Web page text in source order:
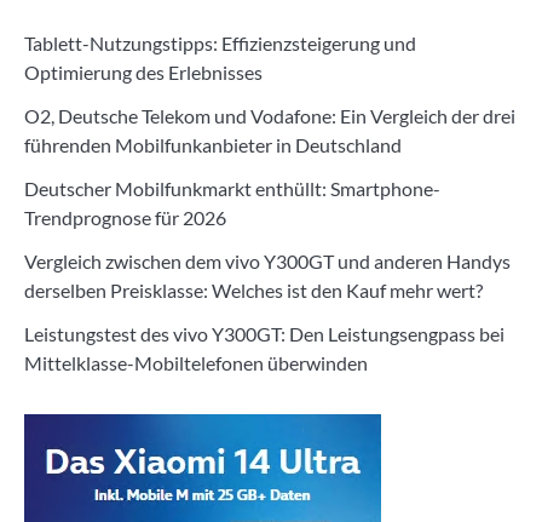
Tablett-Nutzungstipps: Effizienzsteigerung und
Optimierung des Erlebnisses
O2, Deutsche Telekom und Vodafone: Ein Vergleich der drei
führenden Mobilfunkanbieter in Deutschland
Deutscher Mobilfunkmarkt enthüllt: Smartphone-
Trendprognose für 2026
Vergleich zwischen dem vivo Y300GT und anderen Handys
derselben Preisklasse: Welches ist den Kauf mehr wert?
Leistungstest des vivo Y300GT: Den Leistungsengpass bei
Mittelklasse-Mobiltelefonen überwinden